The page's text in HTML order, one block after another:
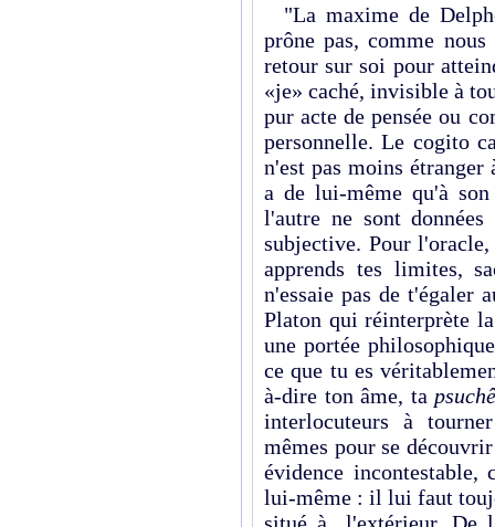
"La maxime de
prône pas, comme
retour sur soi pour
«je» caché, invisible à
pur acte de pensée ou
personnelle. Le cogito
n'est pas moins étranger
a de lui-même qu'à
l'autre ne sont
subjective. Pour
apprends tes limites,
n'essaie pas de t'égaler
Platon qui réinterprète
une portée
ce que tu es
à-dire ton âme, ta psuchê
interlocuteurs à
mêmes pour se
évidence
lui-même : il lui faut
situé à l'extérieur. De